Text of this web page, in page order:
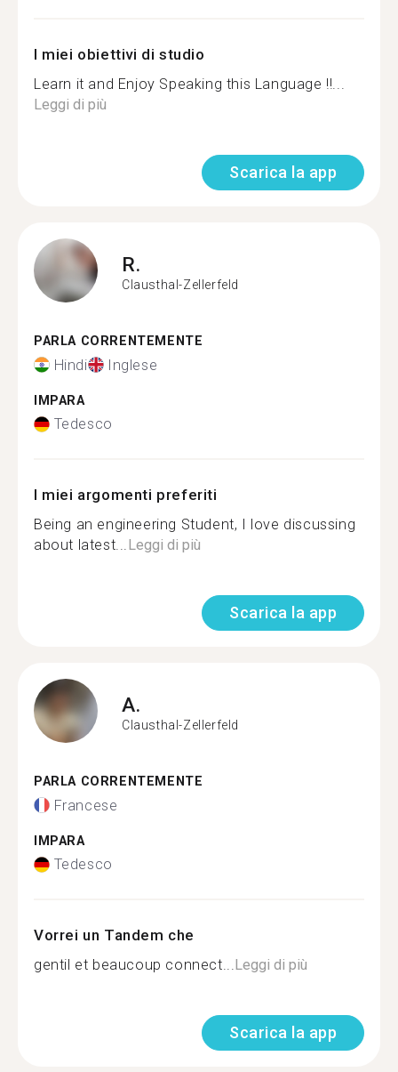
I miei obiettivi di studio
Learn it and Enjoy Speaking this Language !!...
Leggi di più
Scarica la app
R.
Clausthal-Zellerfeld
PARLA CORRENTEMENTE
Hindi Inglese
IMPARA
Tedesco
I miei argomenti preferiti
Being an engineering Student, I love discussing
about latest...Leggi di più
Scarica la app
A.
Clausthal-Zellerfeld
PARLA CORRENTEMENTE
Francese
IMPARA
Tedesco
Vorrei un Tandem che
gentil et beaucoup connect...Leggi di più
Scarica la app